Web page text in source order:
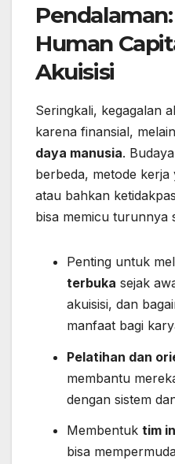
Human
Akuisisi
Seringkali, kegagalan
karena finansial,
daya manusia.
berbeda, metode
atau bahkan
bisa memicu turunnya
Penting untuk
terbuka sejak
akuisisi, dan
manfaat bagi
Pelatihan dan
membantu
dengan sistem
Membentuk tim
bisa